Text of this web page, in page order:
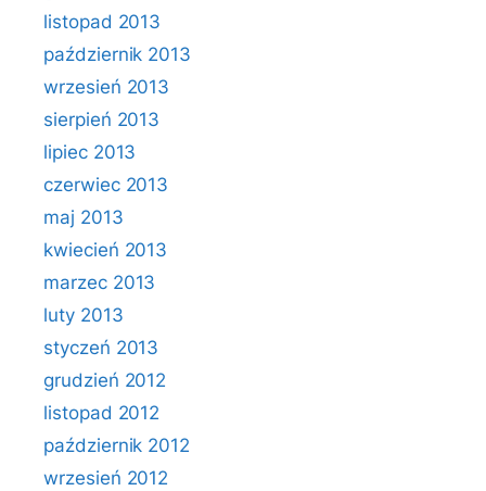
listopad 2013
październik 2013
wrzesień 2013
sierpień 2013
lipiec 2013
czerwiec 2013
maj 2013
kwiecień 2013
marzec 2013
luty 2013
styczeń 2013
grudzień 2012
listopad 2012
październik 2012
wrzesień 2012